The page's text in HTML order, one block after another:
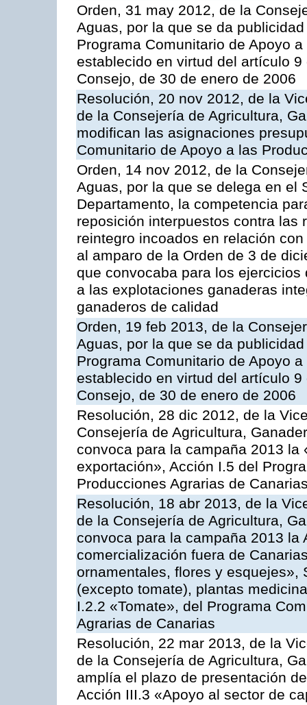
Orden, 31 may 2012, de la
Aguas, por la que se da
Programa Comunitario de Apoyo
establecido en virtud del artículo
Consejo, de 30 de enero de 2006
Resolución, 20 nov 2012, de la
de la Consejería de Agricultura,
modifican las asignaciones
Comunitario de Apoyo a las
Orden, 14 nov 2012, de la
Aguas, por la que se delega en el
Departamento, la competencia
reposición interpuestos contra las
reintegro incoados en relación
al amparo de la Orden de 3 de
que convocaba para los
a las explotaciones ganaderas
ganaderos de calidad
Orden, 19 feb 2013, de la
Aguas, por la que se da
Programa Comunitario de Apoyo
establecido en virtud del artículo
Consejo, de 30 de enero de 2006
Resolución, 28 dic 2012, de la
Consejería de Agricultura,
convoca para la campaña 2013
exportación», Acción I.5 del
Producciones Agrarias de
Resolución, 18 abr 2013, de la
de la Consejería de Agricultura,
convoca para la campaña 2013 la
comercialización fuera de
ornamentales, flores y esquejes»,
(excepto tomate), plantas
I.2.2 «Tomate», del Programa
Agrarias de Canarias
Resolución, 22 mar 2013, de la
de la Consejería de Agricultura,
amplía el plazo de presentación
Acción III.3 «Apoyo al sector de